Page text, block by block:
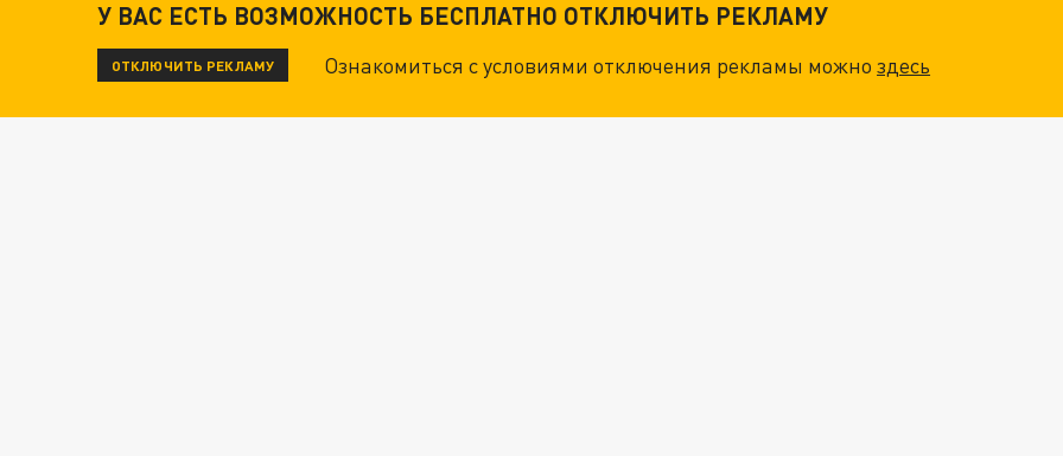
У ВАС ЕСТЬ ВОЗМОЖНОСТЬ БЕСПЛАТНО ОТКЛЮЧИТЬ РЕКЛАМУ
ОТКЛЮЧИТЬ РЕКЛАМУ Ознакомиться с условиями отключения рекламы можноздесь